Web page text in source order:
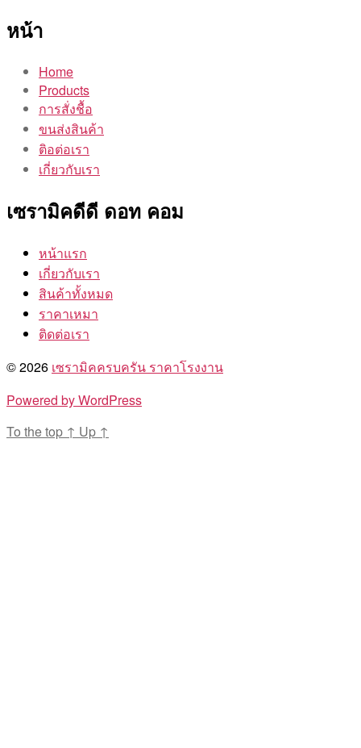
หน้า
Home
Products
การสั่งชื้อ
ขนส่งสินค้า
ติอต่อเรา
เกี่ยวกับเรา
เซรามิคดีดี ดอท คอม
หน้าแรก
เกี่ยวกับเรา
สินค้าทั้งหมด
ราคาเหมา
ติดต่อเรา
© 2026 เซรามิคครบครัน ราคาโรงงาน
Powered by WordPress
To the top ↑ Up ↑